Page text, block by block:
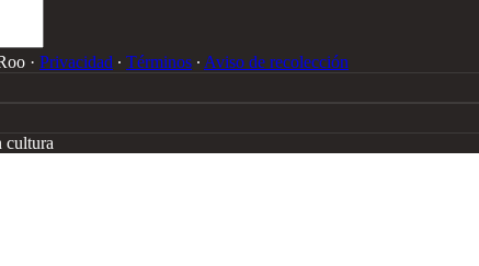
· Privacidad ∙ Términos ∙ Aviso de recolección
cultura